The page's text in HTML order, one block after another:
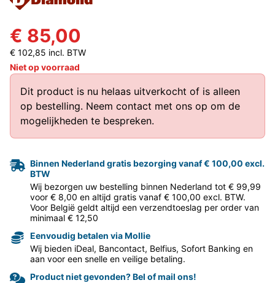
€ 85,00
€ 102,85 incl. BTW
Niet op voorraad
Dit product is nu helaas uitverkocht of is alleen
op bestelling. Neem contact met ons op om de
mogelijkheden te bespreken.
Binnen Nederland gratis bezorging vanaf € 100,00 excl.
BTW
Wij bezorgen uw bestelling binnen Nederland tot € 99,99
voor € 8,00 en altijd gratis vanaf € 100,00 excl. BTW.
Voor België geldt altijd een verzendtoeslag per order van
minimaal € 12,50
Eenvoudig betalen via Mollie
Wij bieden iDeal, Bancontact, Belfius, Sofort Banking en
aan voor een snelle en veilige betaling.
Product niet gevonden? Bel of mail ons!